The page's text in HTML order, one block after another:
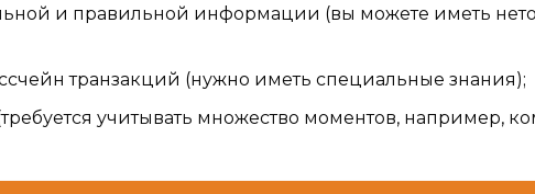
и правильной информации (вы можете иметь
транзакций (нужно иметь специальные знания);
учитывать множество моментов, например,